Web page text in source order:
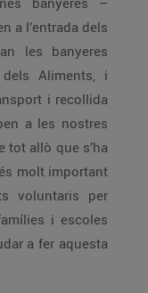
a l’entrada dels
les banyeres
Aliments, i
i recollida
a les nostres
tot allò que s’ha
molt important
voluntaris per
i escoles
a fer aquesta